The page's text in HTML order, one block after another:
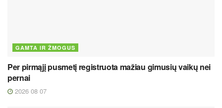
GAMTA IR ŽMOGUS
Per pirmąjį pusmetį registruota mažiau gimusių vaikų nei
pernai
2026 08 07